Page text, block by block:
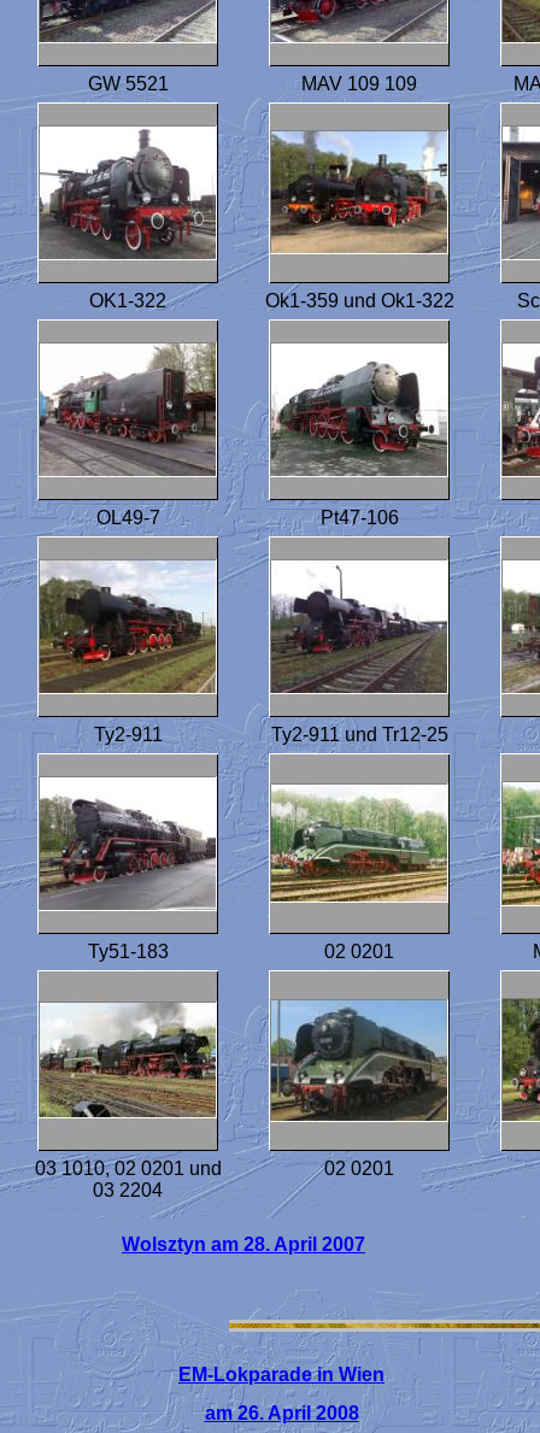
GW 5521 MAV 109 109
OK1-322 Ok1-359 und Ok1-322
OL49-7 Pt47-106
Ty2-911 Ty2-911 und Tr12-25
Ty51-183 02 0201
03 1010, 02 0201 und
03 2204
02 0201
Wolsztyn am 28. April 2007
EM-Lokparade in Wien
am 26. April 2008